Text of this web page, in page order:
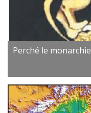
Perché le